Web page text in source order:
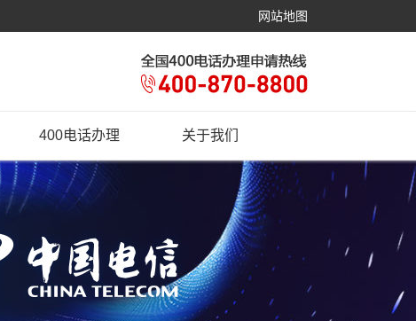
网站地图
400电话办理 关于我们